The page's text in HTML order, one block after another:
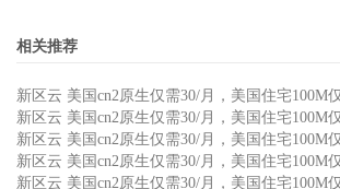
相关推荐
新区云 美国cn2原生仅需30/月，美国住宅100M
新区云 美国cn2原生仅需30/月，美国住宅100M
新区云 美国cn2原生仅需30/月，美国住宅100M
新区云 美国cn2原生仅需30/月，美国住宅100M
新区云 美国cn2原生仅需30/月，美国住宅100M